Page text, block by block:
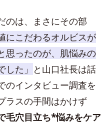
のは、まさにその部
にこだわるオルビスが
思ったのが、肌悩みの
た」 と山口社長は話
のインタビュー調査を
ラスの手間はかけず
毛穴目立ち*悩みをケア